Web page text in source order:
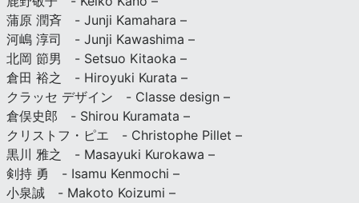
蒲原 潤斉 - Junji Kamahara –
河嶋 淳司 - Junji Kawashima –
北岡 節男 - Setsuo Kitaoka –
倉田 裕之 - Hiroyuki Kurata –
クラッセ デザイン - Classe design –
倉俣史郎 - Shirou Kuramata –
クリストフ・ピエ - Christophe Pillet –
黒川 雅之 - Masayuki Kurokawa –
剣持 勇 - Isamu Kenmochi –
小泉誠 - Makoto Koizumi –